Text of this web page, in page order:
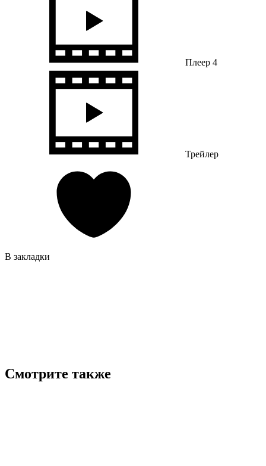
Плеер 4
Трейлер
В закладки
Смотрите также